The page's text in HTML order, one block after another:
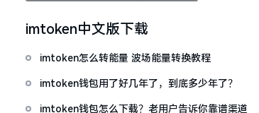
imtoken中文版下载
imtoken怎么转能量 波场能量转换教程
imtoken钱包用了好几年了，到底多少年了？
imtoken钱包怎么下载？老用户告诉你靠谱渠道